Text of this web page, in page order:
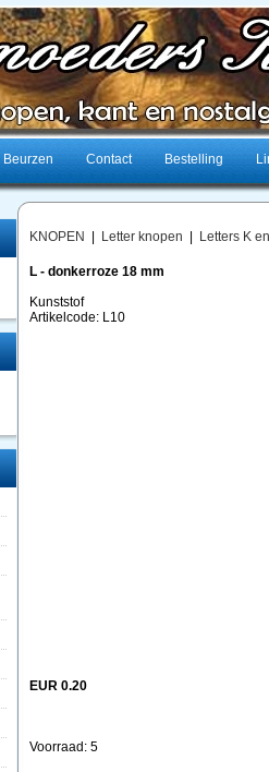
Beurzen Contact Bestelling
KNOPEN Letter knopen Letters K
L - donkerroze 18 mm
Kunststof
Artikelcode: L10
EUR 0.20
Voorraad: 5